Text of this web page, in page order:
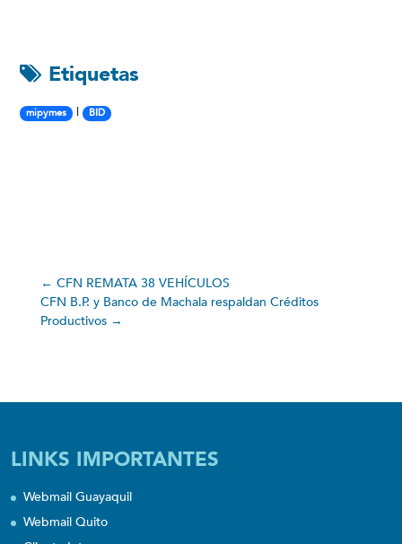
Etiquetas
mipymes | BID
← CFN REMATA 38 VEHÍCULOS
CFN B.P. y Banco de Machala respaldan Créditos
Productivos→
LINKS IMPORTANTES
Webmail Guayaquil
Webmail Quito